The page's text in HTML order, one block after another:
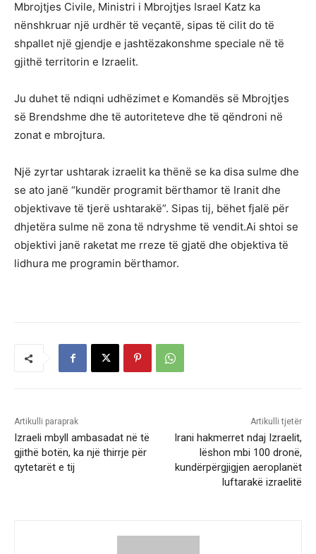
Mbrojtjes Civile, Ministri i Mbrojtjes Israel Katz ka
nënshkruar një urdhër të veçantë, sipas të cilit do të
shpallet një gjendje e jashtëzakonshme speciale në të
gjithë territorin e Izraelit.
Ju duhet të ndiqni udhëzimet e Komandës së Mbrojtjes
së Brendshme dhe të autoriteteve dhe të qëndroni në
zonat e mbrojtura.
Një zyrtar ushtarak izraelit ka thënë se ka disa sulme dhe
se ato janë “kundër programit bërthamor të Iranit dhe
objektivave të tjerë ushtarakë”. Sipas tij, bëhet fjalë për
dhjetëra sulme në zona të ndryshme të vendit.Ai shtoi se
objektivi janë raketat me rreze të gjatë dhe objektiva të
lidhura me programin bërthamor.
Artikulli paraprak
Izraeli mbyll ambasadat në të
gjithë botën, ka një thirrje për
qytetarët e tij
Artikulli tjetër
Irani hakmerret ndaj Izraelit,
lëshon mbi 100 dronë,
kundërpërgjigjen aeroplanët
luftarakë izraelitë